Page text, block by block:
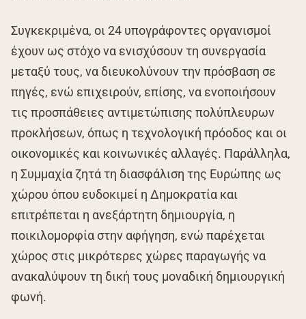
Συγκεκριμένα, οι 24 υπογράφοντες οργανισμοί
έχουν ως στόχο να ενισχύσουν τη συνεργασία
μεταξύ τους, να διευκολύνουν την πρόσβαση σε
πηγές, ενώ επιχειρούν, επίσης, να ενοποιήσουν
τις προσπάθειες αντιμετώπισης πολύπλευρων
προκλήσεων, όπως η τεχνολογική πρόοδος και οι
οικονομικές και κοινωνικές αλλαγές. Παράλληλα,
η Συμμαχία ζητά τη διασφάλιση της Ευρώπης ως
χώρου όπου ευδοκιμεί η Δημοκρατία και
επιτρέπεται η ανεξάρτητη δημιουργία, η
ποικιλομορφία στην αφήγηση, ενώ παρέχεται
χώρος στις μικρότερες χώρες παραγωγής να
ανακαλύψουν τη δική τους μοναδική δημιουργική
φωνή.